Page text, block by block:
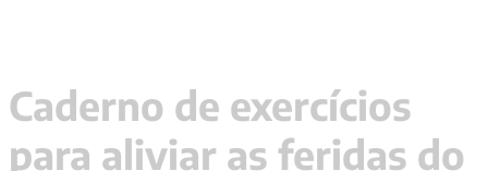
Caderno de exercícios
para aliviar as feridas do
4 º jung
5º byung chul han